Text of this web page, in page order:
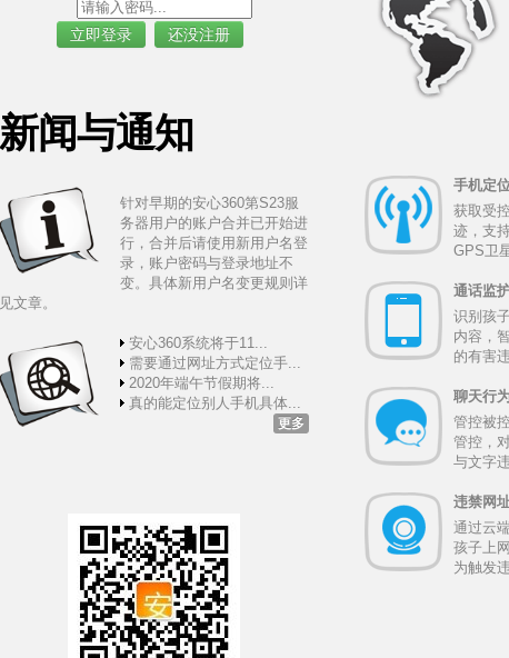
立即登录 还没注册
新闻与通知
针对早期的安心360第S23服
务器用户的账户合并已开始进
行，合并后请使用新用户名登
录，账户密码与登录地址不
变。具体新用户名变更规则详
见文章。
安心360系统将于11...
需要通过网址方式定位手...
2020年端午节假期将...
真的能定位别人手机具体...
更多
手机定
获取受
迹，支
GPS卫
通话监
识别孩
内容，
的有害
聊天行
管控被
管控，
与文字
违禁网
通过云
孩子上
为触发